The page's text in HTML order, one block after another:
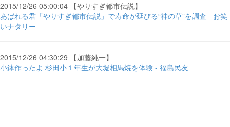
2015/12/26 05:00:04 【やりすぎ都市伝説】
あばれる君「やりすぎ都市伝説」で寿命が延びる“神の草”を調査 - お笑
いナタリー
2015/12/26 04:30:29 【加藤純一】
小鉢作ったよ 杉田小１年生が大堀相馬焼を体験 - 福島民友